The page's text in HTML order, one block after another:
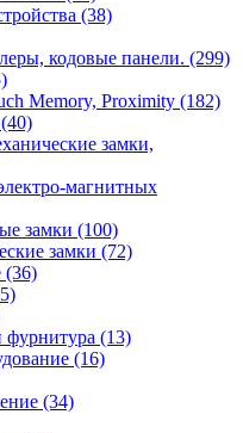
(38)
кодовые панели. (299)
Memory, Proximity (182)
(40)
замки,
магнитных
замки (100)
замки (72)
(36)
фурнитура (13)
(16)
(34)